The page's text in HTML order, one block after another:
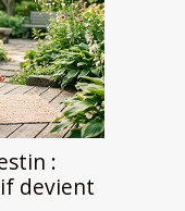
:
devient